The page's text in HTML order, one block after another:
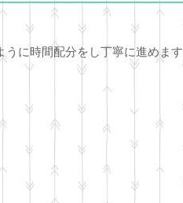
に時間配分をし丁寧に進めます